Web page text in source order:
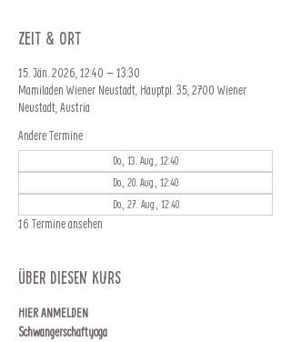
Zeit & Ort
15. Jän. 2026, 12:40 – 13:30
Mamiladen Wiener Neustadt, Hauptpl. 35, 2700 Wiener
Neustadt, Austria
Andere Termine
Do., 13. Aug., 12:40
Do., 20. Aug., 12:40
Do., 27. Aug., 12:40
16 Termine ansehen
Über diesen Kurs
HIER ANMELDEN
Schwangerschaftyoga